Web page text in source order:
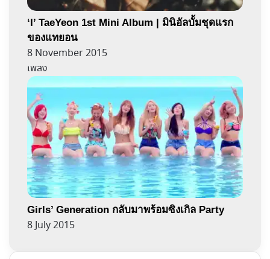
‘I’ TaeYeon 1st Mini Album | มินิอัลบั้มชุดแรก
ของแทยอน
8 November 2015
เพลง
Girls’ Generation กลับมาพร้อมซิงเกิล Party
8 July 2015